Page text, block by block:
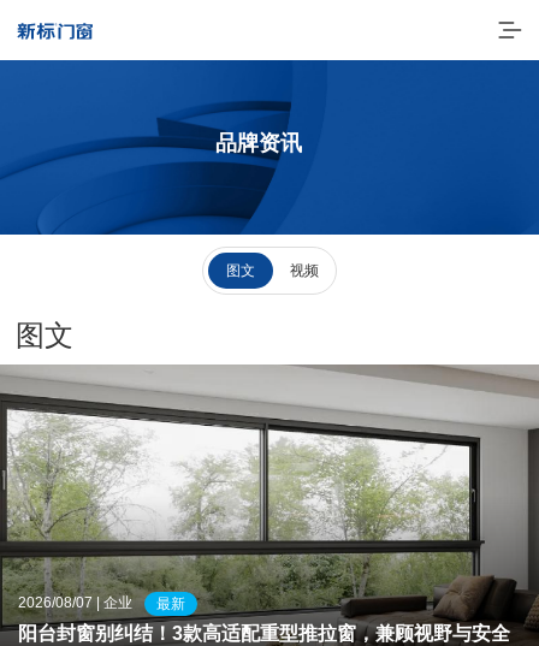
走进新标
高端门窗
一体化产品
门窗实力派
理想生活
新视界
品牌资讯
图文 视频
图文
2026/08/07 | 企业 最新
阳台封窗别纠结！3款高适配重型推拉窗，兼顾视野与安全